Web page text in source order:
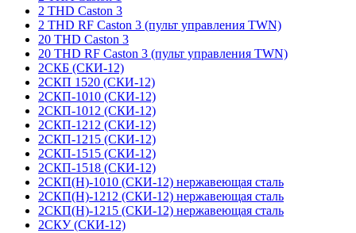
2 THD Caston 3
2 THD RF Caston 3 (пульт управления TWN)
20 THD Caston 3
20 THD RF Caston 3 (пульт управления TWN)
2СКБ (СКИ-12)
2СКП 1520 (СКИ-12)
2СКП-1010 (СКИ-12)
2СКП-1012 (СКИ-12)
2СКП-1212 (СКИ-12)
2СКП-1215 (СКИ-12)
2СКП-1515 (СКИ-12)
2СКП-1518 (СКИ-12)
2СКП(Н)-1010 (СКИ-12) нержавеющая сталь
2СКП(Н)-1212 (СКИ-12) нержавеющая сталь
2СКП(Н)-1215 (СКИ-12) нержавеющая сталь
2СКУ (СКИ-12)